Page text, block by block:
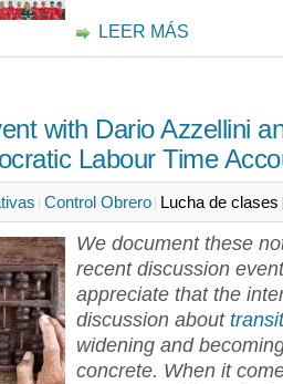
LEER MÁS
with Dario Azzellini
Labour Time
Control Obrero Lucha de clases
We document these
recent discussion
appreciate that the
discussion about
widening and
concrete. When it